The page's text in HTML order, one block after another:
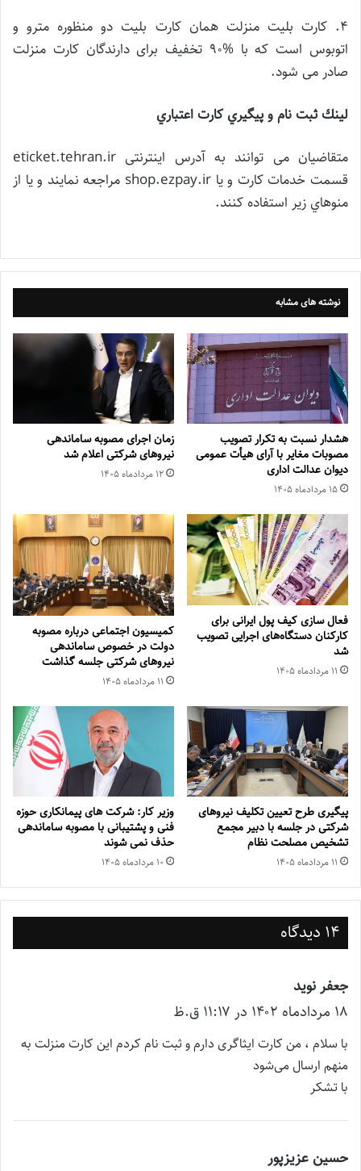
4. کارت بلیت منزلت همان کارت بلیت دو منظوره مترو و
اتوبوس است که با %90 تخفیف برای دارندگان کارت منزلت
صادر می شود.
لينك ثبت نام و پيگيري كارت اعتباري
متقاضیان می توانند به آدرس اینترنتی eticket.tehran.ir
قسمت خدمات کارت و یا shop.ezpay.ir مراجعه نمایند و يا از
منوهاي زير استفاده كنند.
نوشته های مشابه
هشدار نسبت به تکرار تصویب
مصوبات مغایر با آرای هیأت عمومی
دیوان عدالت اداری
۱۵ مرداد‌ماه ۱۴۰۵
زمان اجرای مصوبه ساماندهی
نیروهای شرکتی اعلام شد
۱۲ مرداد‌ماه ۱۴۰۵
فعال سازی کیف پول ایرانی برای
کارکنان دستگاه‌های اجرایی تصویب
شد
۱۱ مرداد‌ماه ۱۴۰۵
کمیسیون اجتماعی درباره مصوبه
دولت در خصوص ساماندهی
نیروهای شرکتی جلسه گذاشت
۱۱ مرداد‌ماه ۱۴۰۵
پیگیری طرح تعیین تکلیف نیروهای
شرکتی در جلسه با دبیر مجمع
تشخیص مصلحت نظام
۱۱ مرداد‌ماه ۱۴۰۵
وزیر کار: شرکت های پیمانکاری حوزه
فنی و پشتیبانی با مصوبه ساماندهی
حذف نمی شوند
۱۰ مرداد‌ماه ۱۴۰۵
14 دیدگاه
جعفر نوید
ف
ت
:
۱۸ مرداد‌ماه ۱۴۰۲ در ۱۱:۱۷ ق.ظ
با سلام ، من کارت ایثاگری دارم و ثبت نام کردم این کارت منزلت به
منهم ارسال می‌شود
با تشکر
حسین عزیزپور